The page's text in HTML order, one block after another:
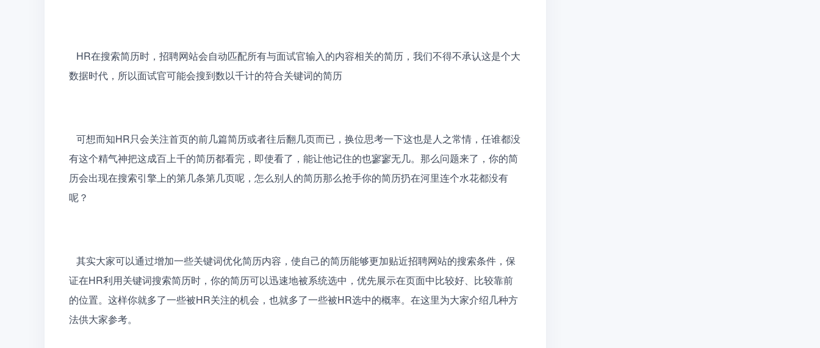
数据时代，所以面试官可能会搜到数以千计的符合关键词的简历
有这个精气神把这成百上千的简历都看完，即使看了，能让他记住的也寥寥无几。那么问题来了，你的简
历会出现在搜索引擎上的第几条第几页呢，怎么别人的简历那么抢手你的简历扔在河里连个水花都没有
呢？
证在HR利用关键词搜索简历时，你的简历可以迅速地被系统选中，优先展示在页面中比较好、比较靠前
的位置。这样你就多了一些被HR关注的机会，也就多了一些被HR选中的概率。在这里为大家介绍几种方
法供大家参考。